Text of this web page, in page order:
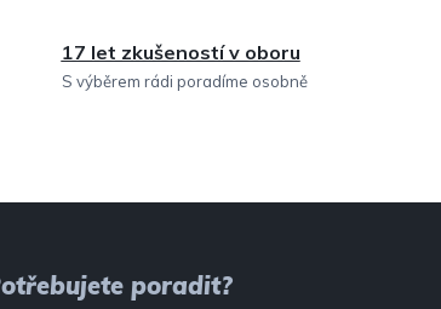
17 let zkušeností v oboru
S výběrem rádi poradíme osobně
poradit?